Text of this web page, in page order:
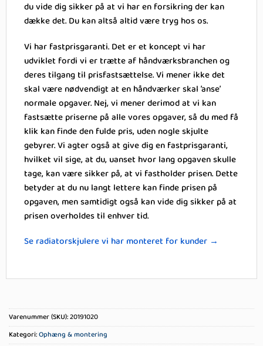
du vide dig sikker på at vi har en forsikring der kan
dække det. Du kan altså altid være tryg hos os.
Vi har fastprisgaranti. Det er et koncept vi har
udviklet fordi vi er trætte af håndværksbranchen og
deres tilgang til prisfastsættelse. Vi mener ikke det
skal være nødvendigt at en håndværker skal ’anse’
normale opgaver. Nej, vi mener derimod at vi kan
fastsætte priserne på alle vores opgaver, så du med få
klik kan finde den fulde pris, uden nogle skjulte
gebyrer. Vi agter også at give dig en fastprisgaranti,
hvilket vil sige, at du, uanset hvor lang opgaven skulle
tage, kan være sikker på, at vi fastholder prisen. Dette
betyder at du nu langt lettere kan finde prisen på
opgaven, men samtidigt også kan vide dig sikker på at
prisen overholdes til enhver tid.
Se radiatorskjulere vi har monteret for kunder →
Varenummer (SKU):20191020
Kategori:Ophæng & montering